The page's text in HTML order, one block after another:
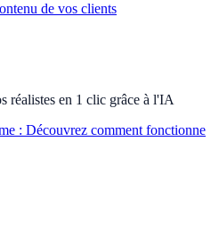
de vos clients
réalistes en 1 clic grâce à l'IA
: Découvrez comment fonctionne